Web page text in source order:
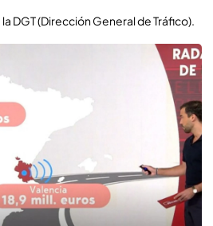
DGT (Dirección General de Tráfico).